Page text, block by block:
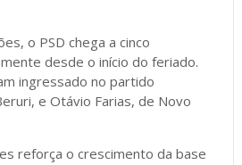
o PSD chega a cinco
desde o início do feriado.
ingressado no partido
e Otávio Farias, de Novo
reforça o crescimento da base